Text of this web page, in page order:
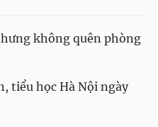
không quên phòng
tiểu học Hà Nội ngày